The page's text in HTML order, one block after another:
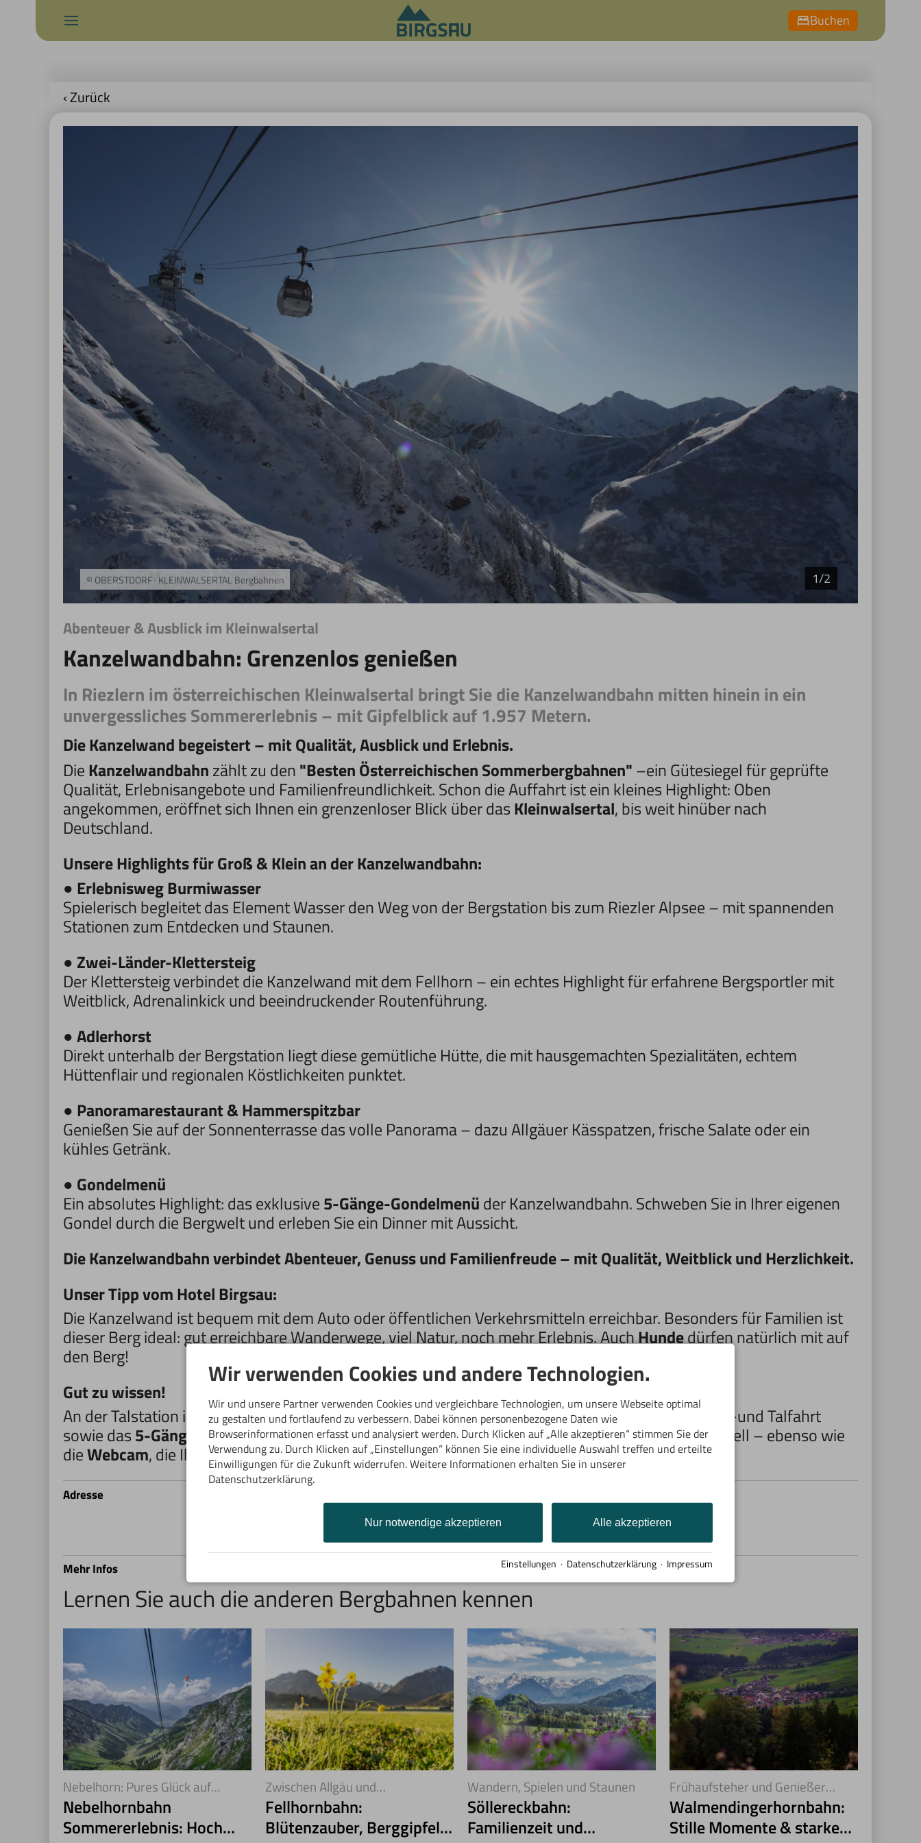
Buchen
‹ Zurück
© OBERSTDORF · KLEINWALSERTAL Bergbahnen 1/2
Abenteuer & Ausblick im Kleinwalsertal
Kanzelwandbahn: Grenzenlos genießen
In Riezlern im österreichischen Kleinwalsertal bringt Sie die Kanzelwandbahn mitten hinein in ein
unvergessliches Sommererlebnis – mit Gipfelblick auf 1.957 Metern.
Die Kanzelwand begeistert – mit Qualität, Ausblick und Erlebnis.
DieKanzelwandbahnzählt zu den"Besten Österreichischen Sommerbergbahnen"–ein Gütesiegel für geprüfte
Qualität, Erlebnisangebote und Familienfreundlichkeit. Schon die Auffahrt ist ein kleines Highlight: Oben
angekommen, eröffnet sich Ihnen ein grenzenloser Blick über dasKleinwalsertal, bis weit hinüber nach
Deutschland.
Unsere Highlights für Groß & Klein an der Kanzelwandbahn:
● Erlebnisweg Burmiwasser
Spielerisch begleitet das Element Wasser den Weg von der Bergstation bis zum Riezler Alpsee – mit spannenden
Stationen zum Entdecken und Staunen.
● Zwei-Länder-Klettersteig
Der Klettersteig verbindet die Kanzelwand mit dem Fellhorn – ein echtes Highlight für erfahrene Bergsportler mit
Weitblick, Adrenalinkick und beeindruckender Routenführung.
●Adlerhorst
Direkt unterhalb der Bergstation liegt diese gemütliche Hütte, die mit hausgemachten Spezialitäten, echtem
Hüttenflair und regionalen Köstlichkeiten punktet.
● Panoramarestaurant & Hammerspitzbar
Genießen Sie auf der Sonnenterrasse das volle Panorama – dazu Allgäuer Kässpatzen, frische Salate oder ein
kühles Getränk.
● Gondelmenü
Ein absolutes Highlight: das exklusive5-Gänge-Gondelmenüder Kanzelwandbahn. Schweben Sie in Ihrer eigenen
Gondel durch die Bergwelt und erleben Sie ein Dinner mit Aussicht.
Die Kanzelwandbahn verbindet Abenteuer, Genuss und Familienfreude – mit Qualität, Weitblick und Herzlichkeit.
Unser Tipp vom Hotel Birgsau:
Die Kanzelwand ist bequem mit dem Auto oder öffentlichen Verkehrsmitteln erreichbar. Besonders für Familien ist
dieser Berg ideal: gut erreichbare Wanderwege, viel Natur, noch mehr Erlebnis. AuchHundedürfen natürlich mit auf
den Berg!
Gut zu wissen!
An der Talstation in Riezlern stehen ausreichendParkplätzezur Verfügung. DiePreisefür die Berg-und Talfahrt
sowie das5-Gänge-Gondelmenüfinden Sie online.Auch dieÖffnungszeitensind dort immer aktuell – ebenso wie
dieWebcam, die Ihnen einen ersten Eindruck vom Wetter und der Aussicht verschafft.
Adresse
Walserstr. 77
6991 Riezlern
ÖSTERREICH
Mehr Infos
Lernen Sie auch die anderen Bergbahnen kennen
Nebelhorn: Pures Glück auf
2.224 Metern
Nebelhornbahn
Sommererlebnis: Hoch
Zwischen Allgäu und
Kleinwalsertal
Fellhornbahn:
Blütenzauber, Berggipfel
Wandern, Spielen und Staunen
Söllereckbahn:
Familienzeit und
Frühaufsteher und Genießer
aufgepasst
Walmendingerhornbahn:
Stille Momente & starke
Wir verwenden Cookies und andere Technologien.
Wir und unsere Partner verwenden Cookies und vergleichbare Technologien, um unsere Webseite optimal
zu gestalten und fortlaufend zu verbessern. Dabei können personenbezogene Daten wie
Browserinformationen erfasst und analysiert werden. Durch Klicken auf „Alle akzeptieren“ stimmen Sie der
Verwendung zu. Durch Klicken auf „Einstellungen“ können Sie eine individuelle Auswahl treffen und erteilte
Einwilligungen für die Zukunft widerrufen. Weitere Informationen erhalten Sie in unserer
Datenschutzerklärung.
Alle akzeptieren
Nur notwendige akzeptieren
Einstellungen · Datenschutzerklärung · Impressum